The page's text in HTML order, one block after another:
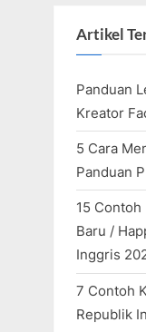
Artikel
Panduan
Kreator
5 Cara
Panduan
15 Contoh
Baru /
Inggris
7 Contoh
Republik